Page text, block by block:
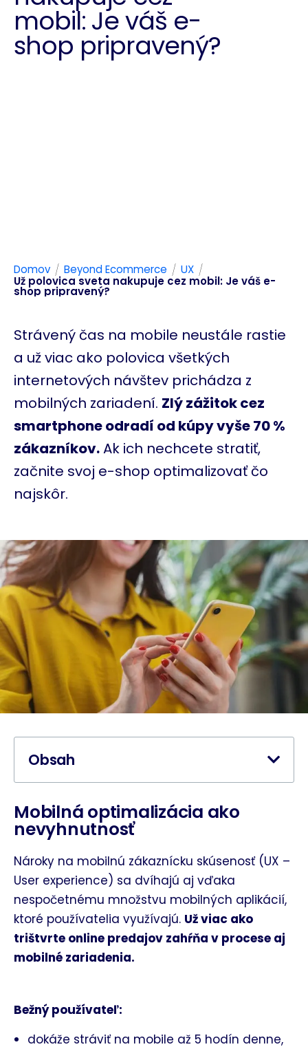
mobil: Je váš e-
shop pripravený?
Domov / Beyond Ecommerce / UX /
Už polovica sveta nakupuje cez mobil: Je váš e-
shop pripravený?
Strávený čas na mobile neustále rastie
a už viac ako polovica všetkých
internetových návštev prichádza z
mobilných zariadení. Zlý zážitok cez
smartphone odradí od kúpy vyše 70 %
zákazníkov.Ak ich nechcete stratiť,
začnite svoj e-shop optimalizovať čo
najskôr.
Obsah
Mobilná optimalizácia ako
nevyhnutnosť
Nároky na mobilnú zákaznícku skúsenosť (UX –
User experience) sa dvíhajú aj vďaka
nespočetnému množstvu mobilných aplikácií,
ktoré používatelia využívajú. Už viac ako
trištvrte online predajov zahŕňa v procese aj
mobilné zariadenia.
Bežný používateľ:
dokáže stráviť na mobile až 5 hodín denne,